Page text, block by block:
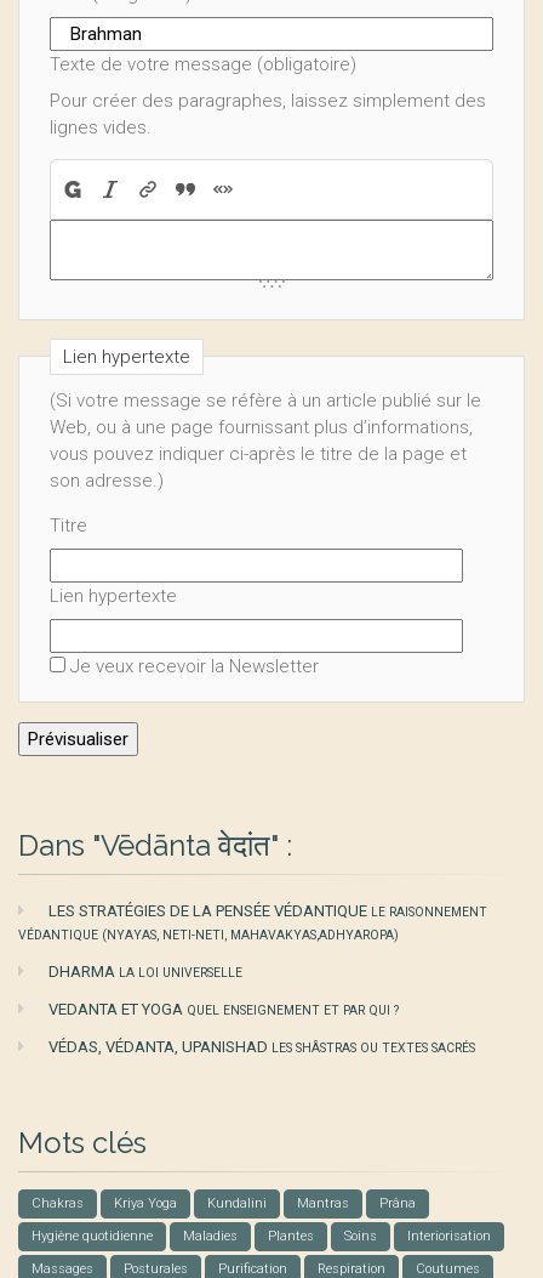
Texte de votre message (obligatoire)
Pour créer des paragraphes, laissez simplement des
lignes vides.
Lien hypertexte
(Si votre message se réfère à un article publié sur le
Web, ou à une page fournissant plus d’informations,
vous pouvez indiquer ci-après le titre de la page et
son adresse.)
Titre
Lien hypertexte
Je veux recevoir la Newsletter
Dans "Vēdānta वेदांत" :
LES STRATÉGIES DE LA PENSÉE VÉDANTIQUE LE RAISONNEMENT
VÉDANTIQUE (NYAYAS, NETI-NETI, MAHAVAKYAS,ADHYAROPA)
DHARMA LA LOI UNIVERSELLE
VEDANTA ET YOGA QUEL ENSEIGNEMENT ET PAR QUI ?
VÉDAS, VÉDANTA, UPANISHAD LES SHÂSTRAS OU TEXTES SACRÉS
Mots clés
Chakras Kriya Yoga Kundalini Mantras Prâna
Hygiène quotidienne Maladies Plantes Soins Interiorisation
Massages Posturales Purification Respiration Coutumes